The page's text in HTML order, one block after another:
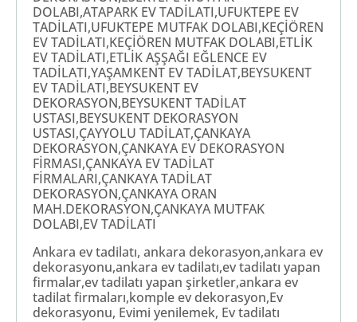
DOLABI,ATAPARK EV TADİLATI,UFUKTEPE EV
TADİLATI,UFUKTEPE MUTFAK DOLABI,KEÇİÖREN
EV TADİLATI,KEÇİÖREN MUTFAK DOLABI,ETLİK
EV TADİLATI,ETLİK AŞŞAĞI EĞLENCE EV
TADİLATI,YAŞAMKENT EV TADİLAT,BEYSUKENT
EV TADİLATI,BEYSUKENT EV
DEKORASYON,BEYSUKENT TADİLAT
USTASI,BEYSUKENT DEKORASYON
USTASI,ÇAYYOLU TADİLAT,ÇANKAYA
DEKORASYON,ÇANKAYA EV DEKORASYON
FİRMASI,ÇANKAYA EV TADİLAT
FİRMALARI,ÇANKAYA TADİLAT
DEKORASYON,ÇANKAYA ORAN
MAH.DEKORASYON,ÇANKAYA MUTFAK
DOLABI,EV TADİLATI
Ankara ev tadilatı, ankara dekorasyon,ankara ev
dekorasyonu,ankara ev tadilatı,ev tadilatı yapan
firmalar,ev tadilatı yapan şirketler,ankara ev
tadilat firmaları,komple ev dekorasyon,Ev
dekorasyonu, Evimi yenilemek, Ev tadilatı